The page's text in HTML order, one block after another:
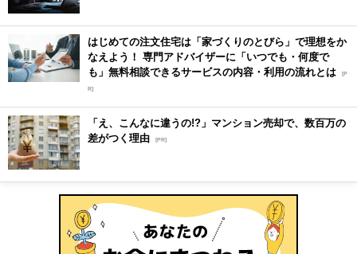
はじめての注文住宅は「家づくりのとびら」で理想をか
なえよう！ 専門アドバイザーに「いつでも・何度で
も」無料相談できるサービスの内容・利用の流れとは [P
R]
「え、こんなに違うの!?」マンション売却で、数百万の
差がつく理由 [PR]